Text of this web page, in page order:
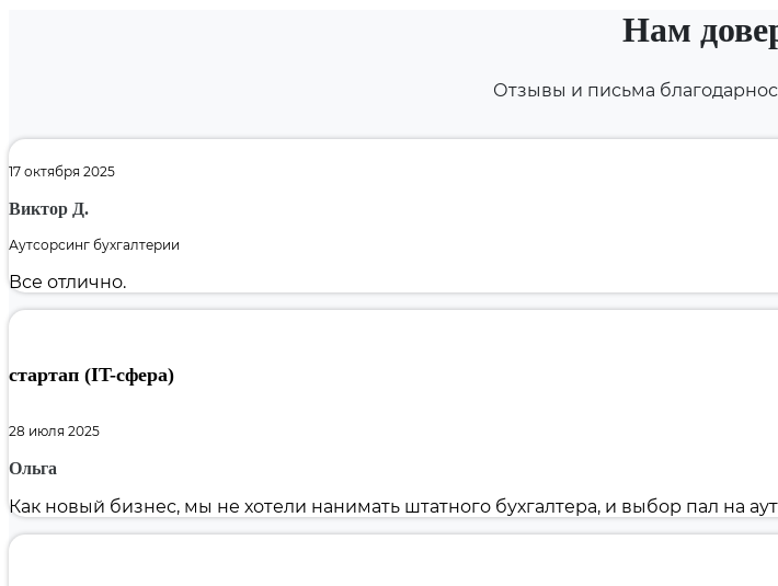
Нам
Отзывы и письма
17 октября 2025
Виктор Д.
Аутсорсинг бухгалтерии
Все отлично.
стартап (IT-сфера)
28 июля 2025
Ольга
Как новый бизнес, мы не хотели нанимать штатного бухгалтера, и выбор пал на